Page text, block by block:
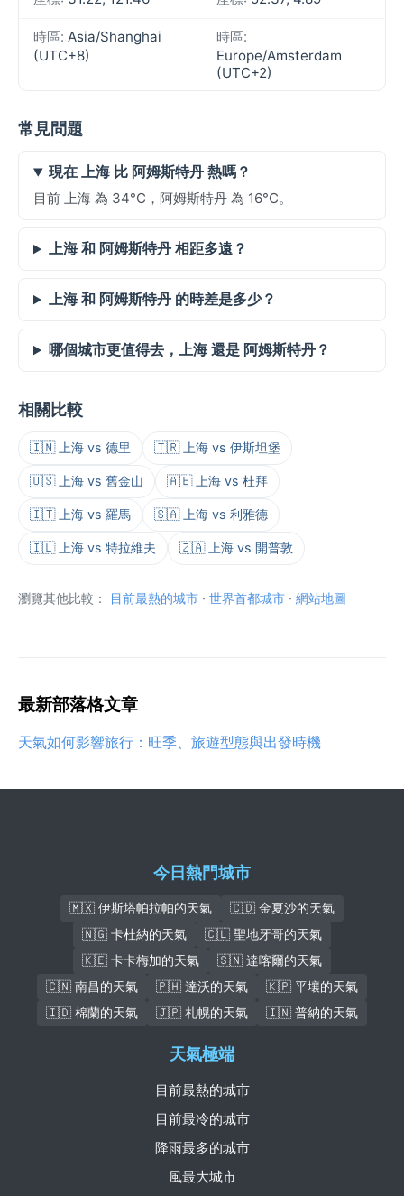
時區: Asia/Shanghai
(UTC+8)
時區:
Europe/Amsterdam
(UTC+2)
常見問題
現在 上海 比 阿姆斯特丹 熱嗎？
目前 上海 為 34°C，阿姆斯特丹 為 16°C。
上海 和 阿姆斯特丹 相距多遠？
上海 和 阿姆斯特丹 的時差是多少？
哪個城市更值得去，上海 還是 阿姆斯特丹？
相關比較
🇮🇳 上海 vs 德里 🇹🇷 上海 vs 伊斯坦堡
🇺🇸 上海 vs 舊金山 🇦🇪 上海 vs 杜拜
🇮🇹 上海 vs 羅馬 🇸🇦 上海 vs 利雅德
🇮🇱 上海 vs 特拉維夫 🇿🇦 上海 vs 開普敦
瀏覽其他比較： 目前最熱的城市 · 世界首都城市 · 網站地圖
最新部落格文章
天氣如何影響旅行：旺季、旅遊型態與出發時機
今日熱門城市
🇲🇽 伊斯塔帕拉帕的天氣
🇨🇩 金夏沙的天氣
🇳🇬 卡杜納的天氣
🇨🇱 聖地牙哥的天氣
🇰🇪 卡卡梅加的天氣
🇸🇳 達喀爾的天氣
🇨🇳 南昌的天氣
🇵🇭 達沃的天氣
🇰🇵 平壤的天氣
🇮🇩 棉蘭的天氣
🇯🇵 札幌的天氣 🇮🇳 普納的天氣
天氣極端
目前最熱的城市
目前最冷的城市
降雨最多的城市
風最大城市